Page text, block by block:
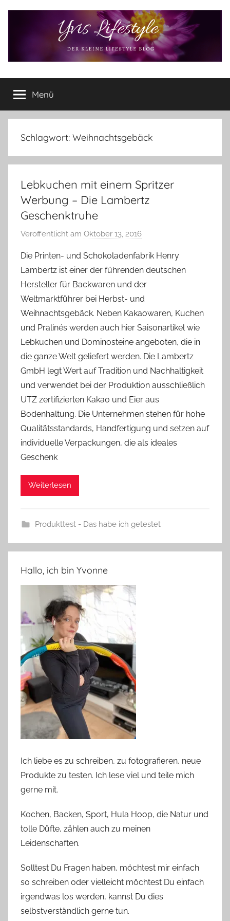
Yvis
Lifestyle
Lifestyle
Blog
–
Lifestyle,
Produkttests
vieles
mehr
Menü
Schlagwort: Weihnachtsgebäck
Lebkuchen mit einem Spritzer
Werbung – Die Lambertz
Geschenktruhe
Veröffentlicht am Oktober 13, 2016
n
Y
v
o
n
n
e
Die Printen- und Schokoladenfabrik Henry
Lambertz ist einer der führenden deutschen
Hersteller für Backwaren und der
Weltmarktführer bei Herbst- und
Weihnachtsgebäck. Neben Kakaowaren, Kuchen
und Pralinés werden auch hier Saisonartikel wie
Lebkuchen und Dominosteine angeboten, die in
die ganze Welt geliefert werden. Die Lambertz
GmbH legt Wert auf Tradition und Nachhaltigkeit
und verwendet bei der Produktion ausschließlich
UTZ zertifizierten Kakao und Eier aus
Bodenhaltung. Die Unternehmen stehen für hohe
Qualitätsstandards, Handfertigung und setzen auf
individuelle Verpackungen, die als ideales
Geschenk
Weiterlesen
Produkttest - Das habe ich getestet
Hallo, ich bin Yvonne
Ich liebe es zu schreiben, zu fotografieren, neue
Produkte zu testen. Ich lese viel und teile mich
gerne mit.
Kochen, Backen, Sport, Hula Hoop, die Natur und
tolle Düfte, zählen auch zu meinen
Leidenschaften.
Solltest Du Fragen haben, möchtest mir einfach
so schreiben oder vielleicht möchtest Du einfach
irgendwas los werden, kannst Du dies
selbstverständlich gerne tun.